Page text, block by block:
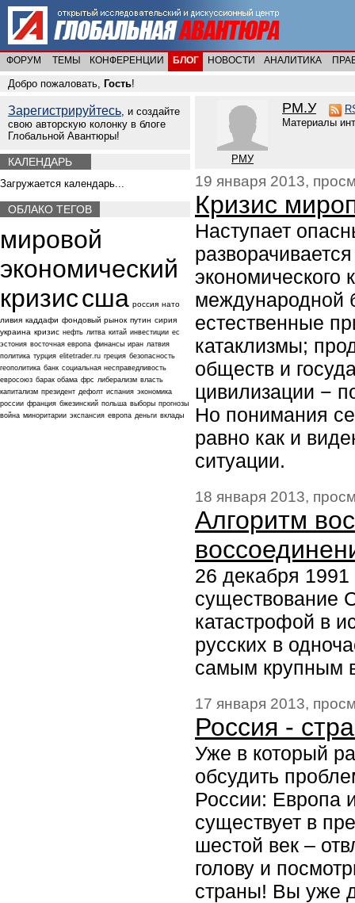
ФОРУМ ТЕМЫ КОНФЕРЕНЦИИ БЛОГ НОВОСТИ АНАЛИТИКА
Добро пожаловать, Гость!
РМУ
РМ.У
Материалы
19 января 2013,
Кризис
Наступает
экономического
международной
естественные
катаклизмы;
обществ и
цивилизации −
Но понимания
равно как и
ситуации.
18 января 2013,
Алгоритм
26 декабря
существование
катастрофой в
русских в
самым крупным
17 января 2013,
Россия -
Уже в который
обсудить
России: Европа
существует в
шестой век –
голову и
страны! Вы уже
Зарегистрируйтесь, и создайте
свою авторскую колонку в блоге
Глобальной Авантюры!
КАЛЕНДАРЬ
Загружается календарь...
ОБЛАКО ТЕГОВ
мировой
экономический
кризиссша россия нато
ливия каддафи фондовый рынок путин сирия
украина кризис нефть литва китай инвестиции ес
эстония восточная европа финансы иран латвия
политика турция elitetrader.ru греция безопасность
геополитика банк социальная несправедливость
евросоюз барак обама фрс либерализм власть
капитализм президент дефолт испания экономика
россии франция бжезинский польша выборы прогнозы
война миноритарии экспансия европа деньги вклады